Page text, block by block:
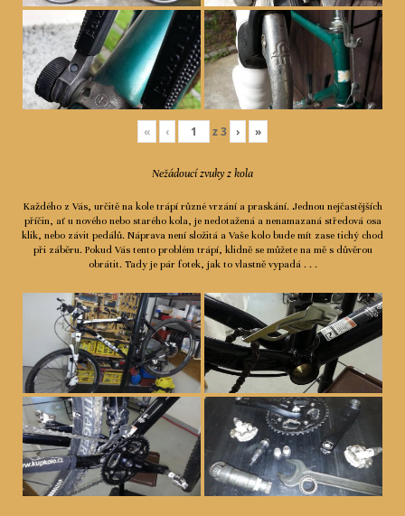
« ‹ z3 › »
Nežádoucí zvuky z kola
Každého z Vás, určitě na kole trápí různé vrzání a praskání. Jednou nejčastějších
příčin, ať u nového nebo starého kola, je nedotažená a nenamazaná středová osa
klik, nebo závit pedálů. Náprava není složitá a Vaše kolo bude mít zase tichý chod
při záběru. Pokud Vás tento problém trápí, klidně se můžete na mě s důvěrou
obrátit. Tady je pár fotek, jak to vlastně vypadá . . .